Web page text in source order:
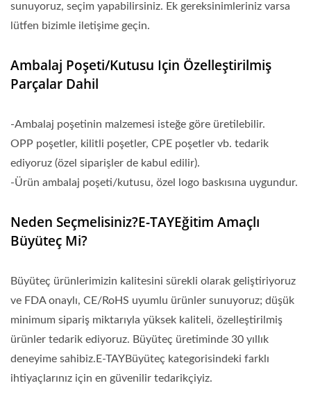
sunuyoruz, seçim yapabilirsiniz. Ek gereksinimleriniz varsa
lütfen bizimle iletişime geçin.
Ambalaj Poşeti/kutusu Için Özelleştirilmiş
Parçalar Dahil
-Ambalaj poşetinin malzemesi isteğe göre üretilebilir.
OPP poşetler, kilitli poşetler, CPE poşetler vb. tedarik
ediyoruz (özel siparişler de kabul edilir).
-Ürün ambalaj poşeti/kutusu, özel logo baskısına uygundur.
Neden Seçmelisiniz?E-TAYEğitim Amaçlı
Büyüteç Mi?
Büyüteç ürünlerimizin kalitesini sürekli olarak geliştiriyoruz
ve FDA onaylı, CE/RoHS uyumlu ürünler sunuyoruz; düşük
minimum sipariş miktarıyla yüksek kaliteli, özelleştirilmiş
ürünler tedarik ediyoruz. Büyüteç üretiminde 30 yıllık
deneyime sahibiz.E-TAYBüyüteç kategorisindeki farklı
ihtiyaçlarınız için en güvenilir tedarikçiyiz.